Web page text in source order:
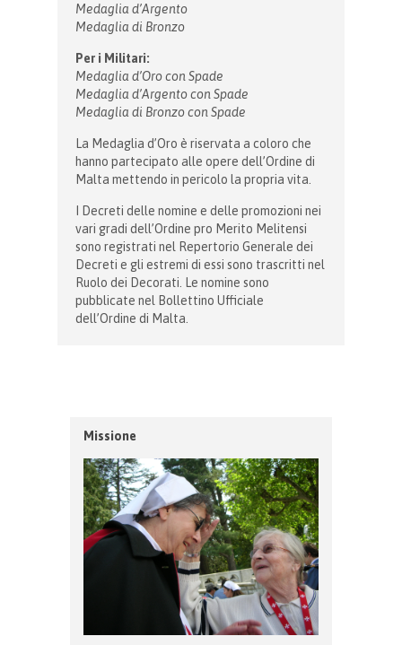
Medaglia d’Argento
Medaglia di Bronzo
Per i Militari:
Medaglia d’Oro con Spade
Medaglia d’Argento con Spade
Medaglia di Bronzo con Spade
La Medaglia d’Oro è riservata a coloro che
hanno partecipato alle opere dell’Ordine di
Malta mettendo in pericolo la propria vita.
I Decreti delle nomine e delle promozioni nei
vari gradi dell’Ordine pro Merito Melitensi
sono registrati nel Repertorio Generale dei
Decreti e gli estremi di essi sono trascritti nel
Ruolo dei Decorati. Le nomine sono
pubblicate nel Bollettino Ufficiale
dell’Ordine di Malta.
Missione